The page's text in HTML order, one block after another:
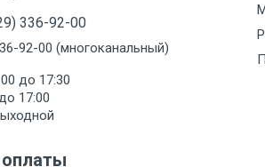
336-92-00
92-00 (многоканальный)
до 17:30
17:00